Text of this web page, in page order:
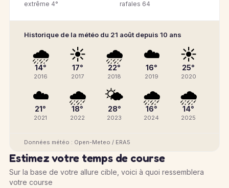
extrême 4° rafales 64
Historique de la météo du 21 août depuis 10 ans
🌧️
14°
2016
☀️
17°
2017
🌧️
22°
2018
☁️
16°
2019
☀️
25°
2020
☁️
21°
2021
🌧️
18°
2022
🌤️
28°
2023
🌧️
16°
2024
🌧️
14°
2025
Données météo : Open-Meteo / ERA5
Estimez votre temps de course
Sur la base de votre allure cible, voici à quoi ressemblera
votre course